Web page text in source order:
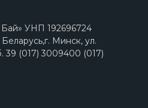
УНП 192696724
Минск, ул.
39 (017) 3009400 (017)